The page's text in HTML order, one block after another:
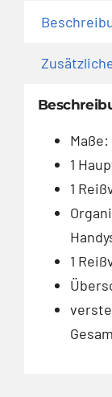
1
1
1